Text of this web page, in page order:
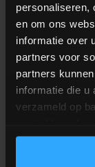
personaliseren,
en om ons
informatie over
partners voor
partners
informatie die u
verzameld op
gebruiken.
Además, con dos
íntegramente
dosificación de
grande —y que las
balanza
precisión.
automáticamente,